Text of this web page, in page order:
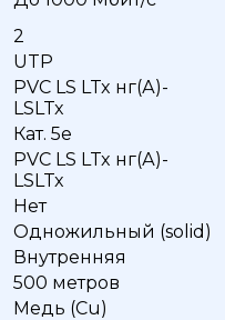
2
UTP
PVC LS LTx нг(А)-
LSLTx
Кат. 5е
PVC LS LTx нг(А)-
LSLTx
Нет
Одножильный (solid)
Внутренняя
500 метров
Медь (Cu)